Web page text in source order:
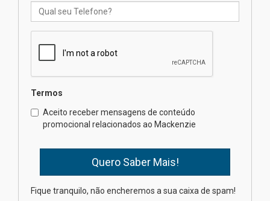
calouros do segundo semestre
04.08.2026
Brasília prepara seus
estudantes para o PAS antes
mesmo do Ensino Médio
na educação dos filhos além da
Termos
Aceito receber mensagens de conteúdo
promocional relacionados ao Mackenzie
Fique tranquilo, não encheremos a sua caixa de spam!